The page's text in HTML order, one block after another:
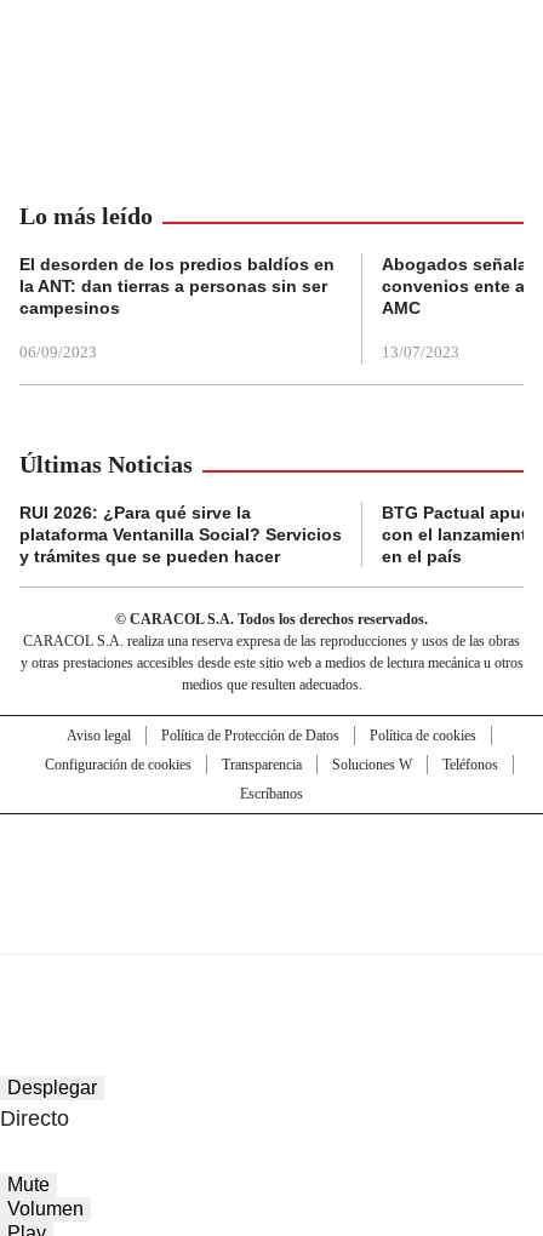
Lo más leído
El desorden de los predios baldíos en
la ANT: dan tierras a personas sin ser
campesinos
06/09/2023
Abogados
convenios ente
AMC
13/07/2023
Últimas Noticias
RUI 2026: ¿Para qué sirve la
plataforma Ventanilla Social? Servicios
y trámites que se pueden hacer
BTG Pactual
con el lanzamiento
en el país
© CARACOL S.A. Todos los derechos reservados.
CARACOL S.A. realiza una reserva expresa de las reproducciones y usos de las obras
y otras prestaciones accesibles desde este sitio web a medios de lectura mecánica u otros
medios que resulten adecuados.
Aviso legal Política de Protección de Datos
Política de cookies
Configuración de cookies
Transparencia Soluciones W
Teléfonos
Escríbanos
Desplegar
Directo
Mute
Volumen